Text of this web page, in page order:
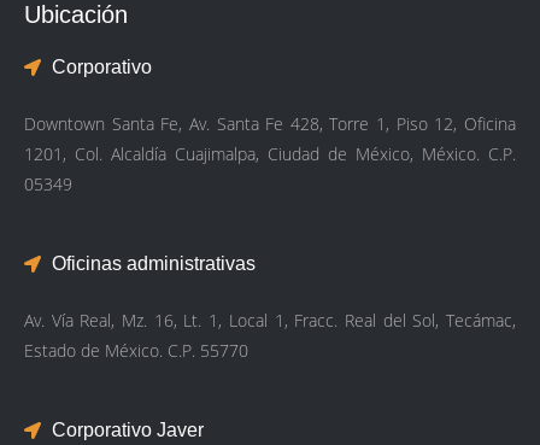
Ubicación
Corporativo
Downtown Santa Fe, Av. Santa Fe 428, Torre 1, Piso 12, Oficina
1201, Col. Alcaldía Cuajimalpa, Ciudad de México, México. C.P.
05349
Oficinas administrativas
Av. Vía Real, Mz. 16, Lt. 1, Local 1, Fracc. Real del Sol, Tecámac,
Estado de México. C.P. 55770
Corporativo Javer